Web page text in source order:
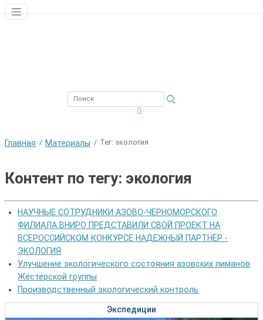
Главная Материалы Тег: экология
Контент по тегу: экология
НАУЧНЫЕ СОТРУДНИКИ АЗОВО-ЧЕРНОМОРСКОГО
ФИЛИАЛА ВНИРО ПРЕДСТАВИЛИ СВОЙ ПРОЕКТ НА
ВСЕРОССИЙСКОМ КОНКУРСЕ НАДЕЖНЫЙ ПАРТНЁР -
ЭКОЛОГИЯ
Улучшение экологического состояния азовских лиманов
Жестерской группы
Производственный экологический контроль
Экспедиции